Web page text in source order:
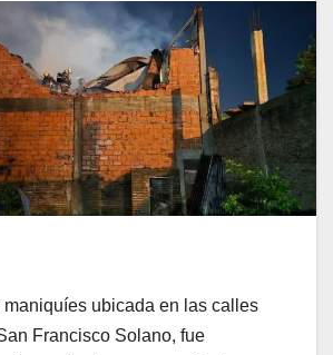
maniquíes ubicada en las calles
Francisco Solano, fue